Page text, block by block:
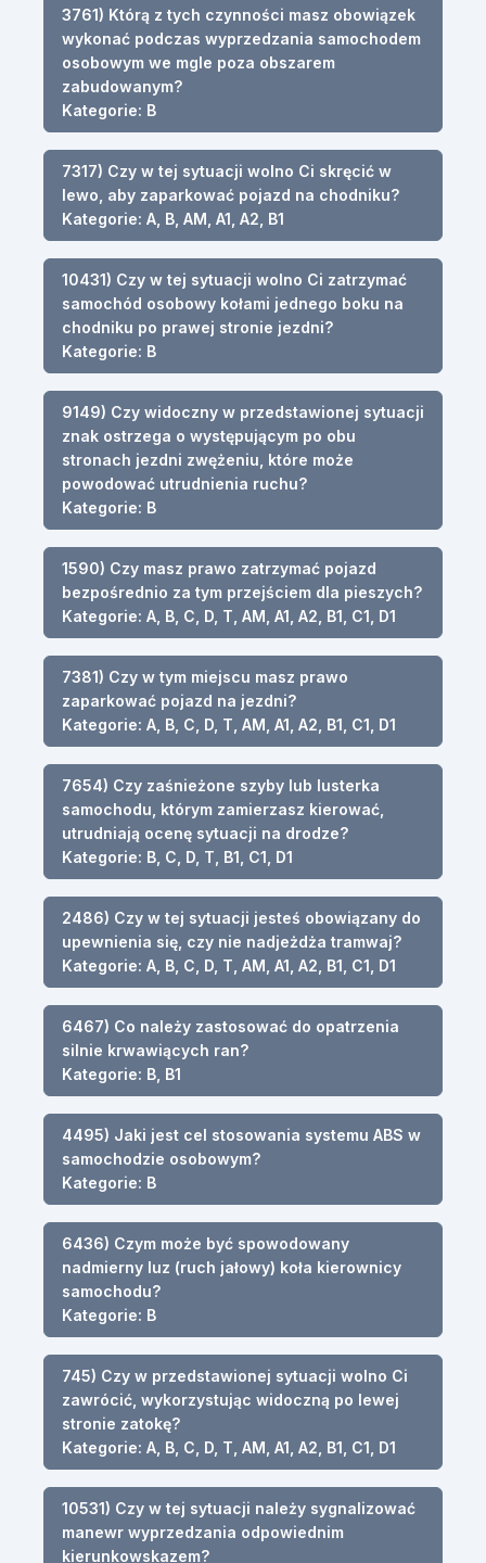
3761) Którą z tych czynności masz obowiązek
wykonać podczas wyprzedzania samochodem
osobowym we mgle poza obszarem
zabudowanym?
Kategorie: B
7317) Czy w tej sytuacji wolno Ci skręcić w
lewo, aby zaparkować pojazd na chodniku?
Kategorie: A, B, AM, A1, A2, B1
10431) Czy w tej sytuacji wolno Ci zatrzymać
samochód osobowy kołami jednego boku na
chodniku po prawej stronie jezdni?
Kategorie: B
9149) Czy widoczny w przedstawionej sytuacji
znak ostrzega o występującym po obu
stronach jezdni zwężeniu, które może
powodować utrudnienia ruchu?
Kategorie: B
1590) Czy masz prawo zatrzymać pojazd
bezpośrednio za tym przejściem dla pieszych?
Kategorie: A, B, C, D, T, AM, A1, A2, B1, C1, D1
7381) Czy w tym miejscu masz prawo
zaparkować pojazd na jezdni?
Kategorie: A, B, C, D, T, AM, A1, A2, B1, C1, D1
7654) Czy zaśnieżone szyby lub lusterka
samochodu, którym zamierzasz kierować,
utrudniają ocenę sytuacji na drodze?
Kategorie: B, C, D, T, B1, C1, D1
2486) Czy w tej sytuacji jesteś obowiązany do
upewnienia się, czy nie nadjeżdża tramwaj?
Kategorie: A, B, C, D, T, AM, A1, A2, B1, C1, D1
6467) Co należy zastosować do opatrzenia
silnie krwawiących ran?
Kategorie: B, B1
4495) Jaki jest cel stosowania systemu ABS w
samochodzie osobowym?
Kategorie: B
6436) Czym może być spowodowany
nadmierny luz (ruch jałowy) koła kierownicy
samochodu?
Kategorie: B
745) Czy w przedstawionej sytuacji wolno Ci
zawrócić, wykorzystując widoczną po lewej
stronie zatokę?
Kategorie: A, B, C, D, T, AM, A1, A2, B1, C1, D1
10531) Czy w tej sytuacji należy sygnalizować
manewr wyprzedzania odpowiednim
kierunkowskazem?